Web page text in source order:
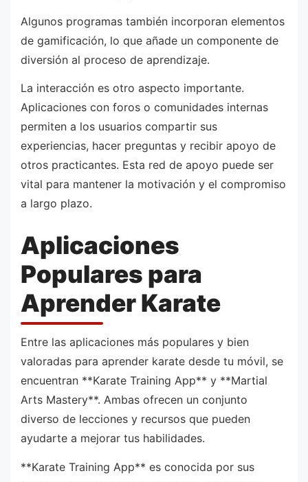
Algunos programas también incorporan elementos
de gamificación, lo que añade un componente de
diversión al proceso de aprendizaje.
La interacción es otro aspecto importante.
Aplicaciones con foros o comunidades internas
permiten a los usuarios compartir sus
experiencias, hacer preguntas y recibir apoyo de
otros practicantes. Esta red de apoyo puede ser
vital para mantener la motivación y el compromiso
a largo plazo.
Aplicaciones
Populares para
Aprender Karate
Entre las aplicaciones más populares y bien
valoradas para aprender karate desde tu móvil, se
encuentran **Karate Training App** y **Martial
Arts Mastery**. Ambas ofrecen un conjunto
diverso de lecciones y recursos que pueden
ayudarte a mejorar tus habilidades.
**Karate Training App** es conocida por sus